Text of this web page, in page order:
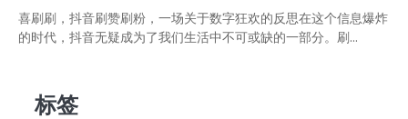
喜刷刷，抖音刷赞刷粉，一场关于数字狂欢的反思在这个信息爆炸
的时代，抖音无疑成为了我们生活中不可或缺的一部分。刷...
标签